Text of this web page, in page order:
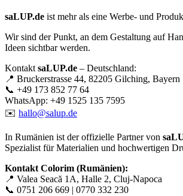
saLUP.de ist mehr als eine Werbe- und
Wir sind der Punkt, an dem Gestaltung auf
Ideen sichtbar werden.
Kontakt saLUP.de – Deutschland:
📍 Bruckerstrasse 44, 82205 Gilching, Bayern
📞 +49 173 852 77 64
WhatsApp: +49 1525 135 7595
✉️ hallo@salup.de
In Rumänien ist der offizielle Partner von
Spezialist für Materialien und hochwertigen
Kontakt Colorim (Rumänien):
📍 Valea Seacă 1A, Halle 2, Cluj-Napoca
📞 0751 206 669 | 0770 332 230